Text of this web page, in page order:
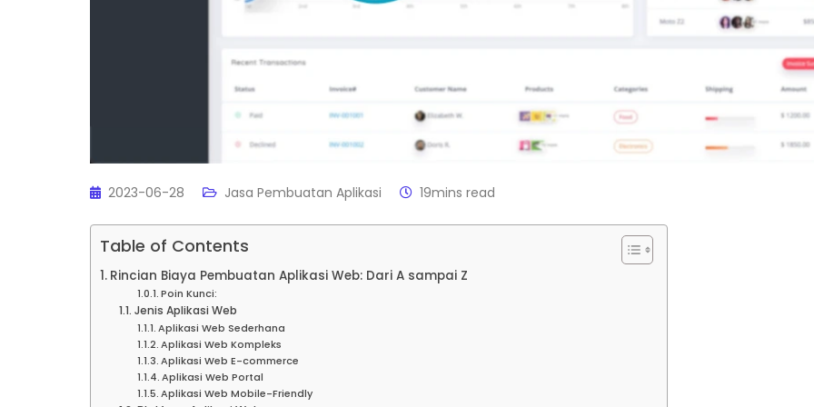
2023-06-28 Jasa Pembuatan Aplikasi 19mins read
Table of Contents
Rincian Biaya Pembuatan Aplikasi Web: Dari A sampai Z
Poin Kunci:
Jenis Aplikasi Web
Aplikasi Web Sederhana
Aplikasi Web Kompleks
Aplikasi Web E-commerce
Aplikasi Web Portal
Aplikasi Web Mobile-Friendly